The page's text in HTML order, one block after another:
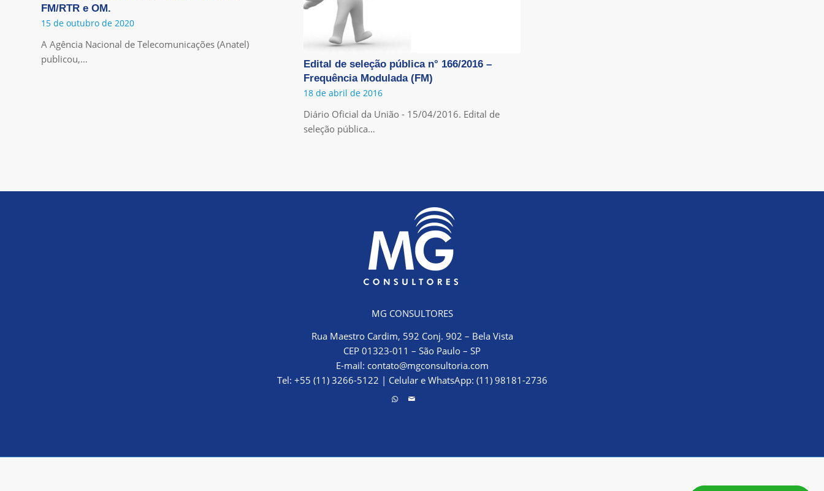
FM/RTR e OM.
15 de outubro de 2020
A Agência Nacional de Telecomunicações (Anatel)
publicou,…
Edital de seleção pública n° 166/2016 –
Frequência Modulada (FM)
18 de abril de 2016
Diário Oficial da União - 15/04/2016. Edital de
seleção pública…
MG CONSULTORES
Rua Maestro Cardim, 592 Conj. 902 – Bela Vista
CEP 01323-011 – São Paulo – SP
E-mail: contato@mgconsultoria.com
Tel: +55 (11) 3266-5122 | Celular e WhatsApp: (11) 98181-2736